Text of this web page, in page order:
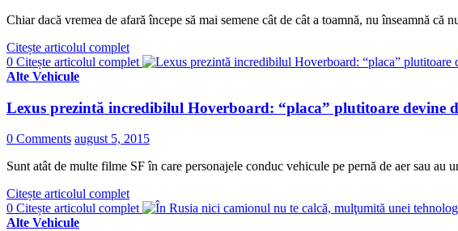
Chiar dacă vremea de afară începe să mai semene cât de cât a toamnă, nu înseamnă că
Citește articolul complet
0 Citește articolul complet
Alte Vehicule
Lexus prezintă incredibilul Hoverboard: “placa” plutitoare devine
0 Comments august 5, 2015
Sunt atât de multe filme SF în care personajele conduc vehicule pe pernă de aer sau au
Citește articolul complet
0 Citește articolul complet
Alte Vehicule